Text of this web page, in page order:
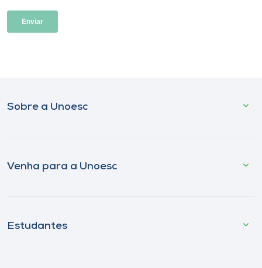
Sobre a Unoesc
Venha para a Unoesc
Estudantes